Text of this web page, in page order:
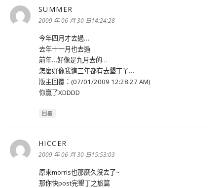
SUMMER
示:
2009 年 06 月 30 日14:24:28
今年四月才去過…
去年十一月也去過…
前年…好像是九月去的…
怎麼好像我這三年都有去墾丁丫…
版主回覆：(07/01/2009 12:28:27 AM)
你贏了XDDDD
回覆
HICCER
示:
2009 年 06 月 30 日15:53:03
原來morris也那麼久沒去了~
那你快post完墾丁之旅篇